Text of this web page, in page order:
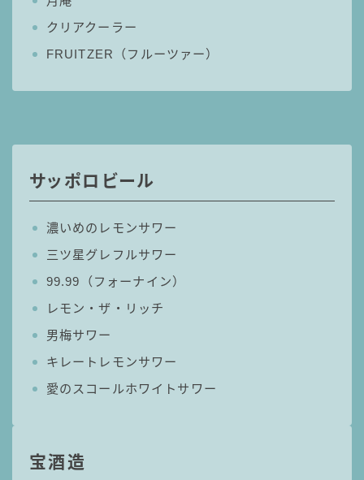
極上フルーツサワー
すみか
檸檬堂
オリオンビール
WATTA
natura WATTA
ちゅらWATTA
合同酒精
その他メーカー
素滴しぼり
お得情報
クリアクーラー
FRUITZER（フルーツァー）
サッポロビール
濃いめのレモンサワー
三ツ星グレフルサワー
99.99（フォーナイン）
レモン・ザ・リッチ
男梅サワー
キレートレモンサワー
愛のスコールホワイトサワー
宝酒造